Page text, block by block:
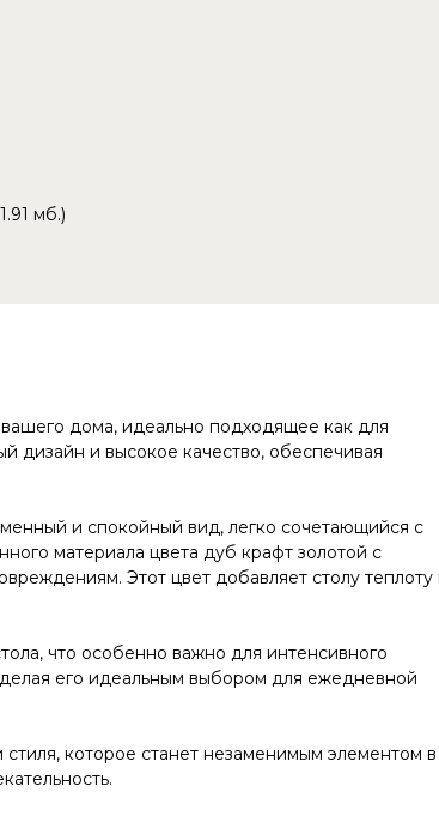
мб.)
дома, идеально подходящее как для
дизайн и высокое качество, обеспечивая
и спокойный вид, легко сочетающийся с
материала цвета дуб крафт золотой с
Этот цвет добавляет столу теплоту
что особенно важно для интенсивного
его идеальным выбором для ежедневной
которое станет незаменимым элементом в